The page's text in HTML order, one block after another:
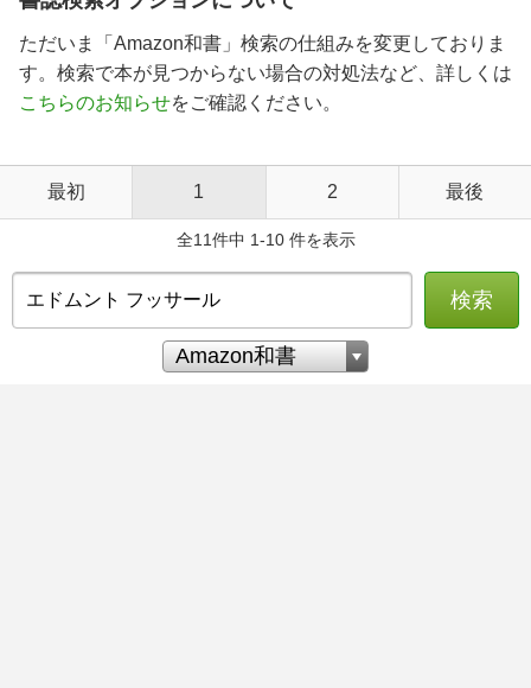
ただいま「Amazon和書」検索の仕組みを変更しておりま
す。検索で本が見つからない場合の対処法など、詳しくは
こちらのお知らせをご確認ください。
最初 1 2 最後
全11件中 1-10 件を表示
検索